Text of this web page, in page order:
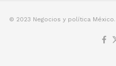
© 2023 Negocios y política